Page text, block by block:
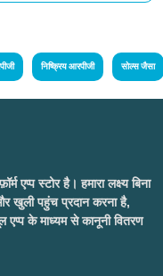
निष्क्रिय आरपीजी सोल्स जैसा
स्टोर है। हमारा लक्ष्य बिना
खुली पहुंच प्रदान करना है,
के माध्यम से कानूनी वितरण